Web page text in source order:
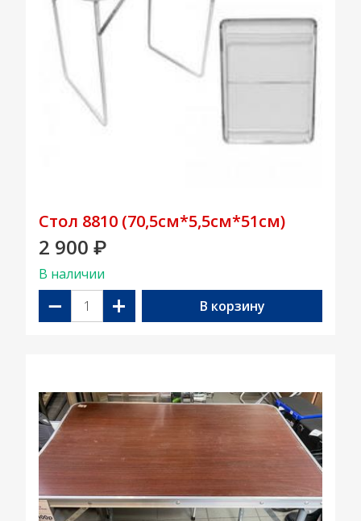
Стол 8810 (70,5см*5,5см*51см)
2 900 ₽
В наличии
− + В корзину